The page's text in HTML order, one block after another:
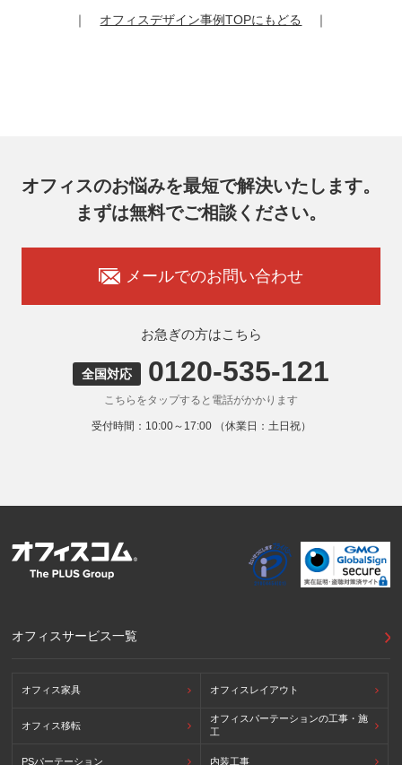
提供記録の開示を請求することができます。
7. 個人情報を提供されることの任意性
お客様がご自身の個人情報を弊社に提供されるか否かはお客
は、適切なサービスをご提供できない場合がありますのでご
弊社ウェブサイトでは、利用者が当ウェブサイトを閲覧した
状況の分析のためにCookieを利用していますが、Cookieによ
る個人情報の取得はしていません。
9. 外国にある第三者への提供
お客様の個人情報を下記海外の個人情報取扱事業者へ提供す
る場合があります。
提供先の所在国の名称：アメリカ（Google LLC）
当該外国における個人情報の保護に関する制度：APECの
外国における個人情報の保護に関する制度等の詳細は以下を
ご確認下さい。
｜ オフィスデザイン事例TOPにもどる ｜
オフィスのお悩みを最短で解決いたします。
まずは無料でご相談ください。
メールでのお問い合わせ
お急ぎの方はこちら
全国対応 0120-535-121
こちらをタップすると電話がかかります
受付時間：10:00～17:00 （休業日：土日祝）
オフィスサービス一覧
オフィス家具 オフィスレイアウト
オフィス移転
オフィスパーテーションの工事・施
工
PSパーテーション 内装工事